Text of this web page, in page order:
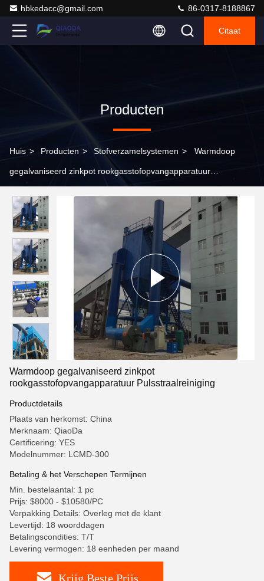
hbkedacc@gmail.com 86-0317-8188867
Citaat
Producten
Huis > Producten > Stofverzamelsystemen > Warmdoop
gegalvaniseerd zinkpot rookgasstofopvangapparatuur
Warmdoop gegalvaniseerd zinkpot
rookgasstofopvangapparatuur Pulsstraalreiniging
Productdetails
Plaats van herkomst: China
Merknaam: QiaoDa
Certificering: YES
Modelnummer: LCMD-300
Betaling & het Verschepen Termijnen
Min. bestelaantal: 1 pc
Prijs: $8000 - $10580/PC
Verpakking Details: Overleg met de klant
Levertijd: 18 woorddagen
Betalingscondities: T/T
Levering vermogen: 18 eenheden per maand
Krijg Beste Prijs